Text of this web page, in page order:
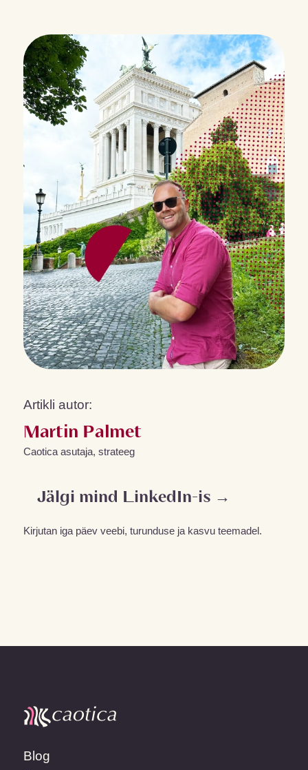
Artikli autor:
Martin Palmet
Caotica asutaja, strateeg
Jälgi mind LinkedIn-is →
Kirjutan iga päev veebi, turunduse ja kasvu teemadel.
Blog